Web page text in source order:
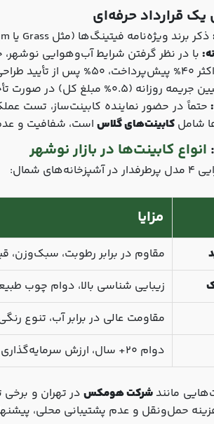
قرارداد حرفه‌ای
ذکر برند ویژه‌نامه فیتینگ‌ها (مثل Grass یا Blum)، نوع چسب، و ضخامت کابینت (استاندارد 18 میلی‌متر برای بدنه)
با در نظر گرفتن شرایط آب‌وهوایی نوشهر، حداکثر 35 روز کاری
سه‌بعدی، و 10% پس از تحویل نهایی
روزانه (0.5% مبلغ کل) در صورت تأخیر در تحویل
حتماً در حضور نماینده کابینت‌ساز، تست
شاملکابینت‌های گلاس است، شفافیت و
انواع کابینت‌ها در بازار نوشهر
شمال:
مزایا
مقاوم در برابر رطوبت، سبک‌وزن،
زیبایی شناسی بالا، دوام چوب
مقاومت عالی در برابر آب، تنوع
دوام 20+ سال، ارزش سرمایه‌گذاری
مانند شرکت هومکسدر تهران و برخی
حمل‌ونقل و عدم پشتیبانی محلی،